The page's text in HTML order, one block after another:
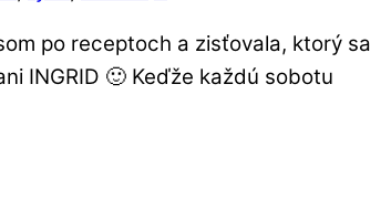
po receptoch a zisťovala, ktorý sa
INGRID 🙂 Keďže každú sobotu